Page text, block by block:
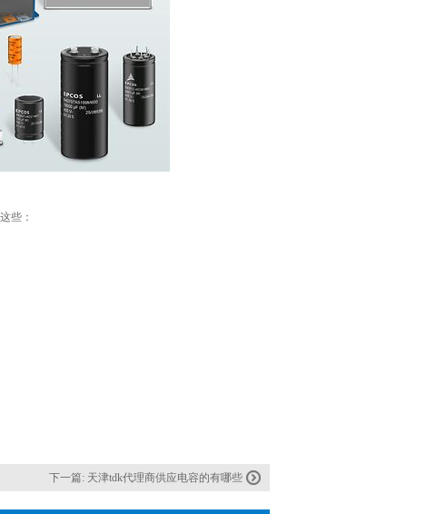
些：
下一篇: 天津tdk代理商供应电容的有哪些